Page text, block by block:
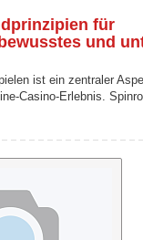
für
und
ist ein zentraler
Casino-Erlebnis.